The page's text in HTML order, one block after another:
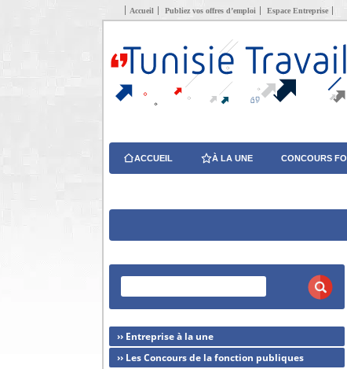
Accueil Publiez vos offres d’emploi Espace Entreprise
ACCUEIL À LA UNE CONCOURS
›› Entreprise à la une
›› Les Concours de la fonction publiques